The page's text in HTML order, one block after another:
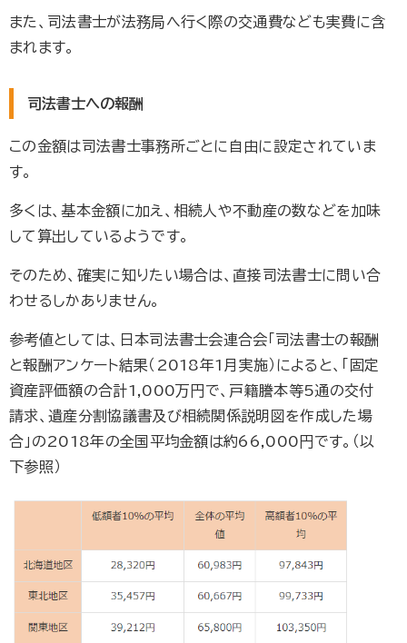
また、司法書士が法務局へ行く際の交通費なども実費に含
まれます。
司法書士への報酬
この金額は司法書士事務所ごとに自由に設定されていま
す。
多くは、基本金額に加え、相続人や不動産の数などを加味
して算出しているようです。
そのため、確実に知りたい場合は、直接司法書士に問い合
わせるしかありません。
参考値としては、日本司法書士会連合会「司法書士の報酬
と報酬アンケート結果（2018年1月実施）によると、「固定
資産評価額の合計1,000万円で、戸籍謄本等5通の交付
請求、遺産分割協議書及び相続関係説明図を作成した場
合」の2018年の全国平均金額は約66,000円です。（以
下参照）